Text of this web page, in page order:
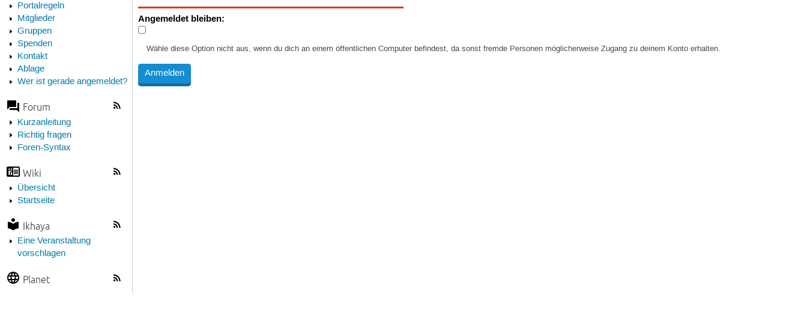
Portalregeln
Mitglieder
Gruppen
Spenden
Kontakt
Ablage
Wer ist gerade angemeldet?
Forum
Kurzanleitung
Richtig fragen
Foren-Syntax
Wiki
Übersicht
Startseite
Ikhaya
Eine Veranstaltung
vorschlagen
Planet
Angemeldet bleiben:
Wähle diese Option nicht aus, wenn du dich an einem öffentlichen Computer befindest, da sonst fremde Personen möglicherweise Zugang zu deinem Konto erhalten.